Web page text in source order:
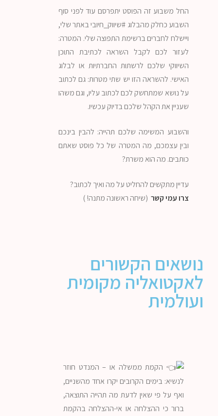
החל משבוע זה הפוסט יתפרסם עוד לפני סוף
השבוע כחלק מהבלוג #שיווק_חיובי באתר שלי,
ויישלח לחברים ברשימת התפוצה שלי. המטרה:
לעזור לכם לקבל השראה לכתיבת התוכן
השיווקי שלכם לרשתות החברתיות או לבלוג
האישי. להשראה הזו יש שתי מטרות: גם לכתוב
על נושא שמתחשק לכם לכתוב עליו, וגם משהו
שעניין את הקהל שלכם בדיוק עכשיו.
והשבוע המשימה שלכם תהייה: להבין בינכם
ובין עצמכם, מה המטרה של כל פוסט שאתם
כותבים. מה הוא משרת?
עדיין מתקשים להחליט על מה ואיך לכתוב?
צרו עמי קשר (שיחה ראשונה מתנה! )
נושאים הקשורים
לאקטואליה מקומית
ועולמית
הקמת ממשלה או – המנדט חוזר
לנשיא: בימים הקרובים יקרו אחד מהשניים,
ואף על פי שאין לדעת מה תהייה התוצאה,
ברור כי ההצלחה או אי-ההצלחה בהקמת